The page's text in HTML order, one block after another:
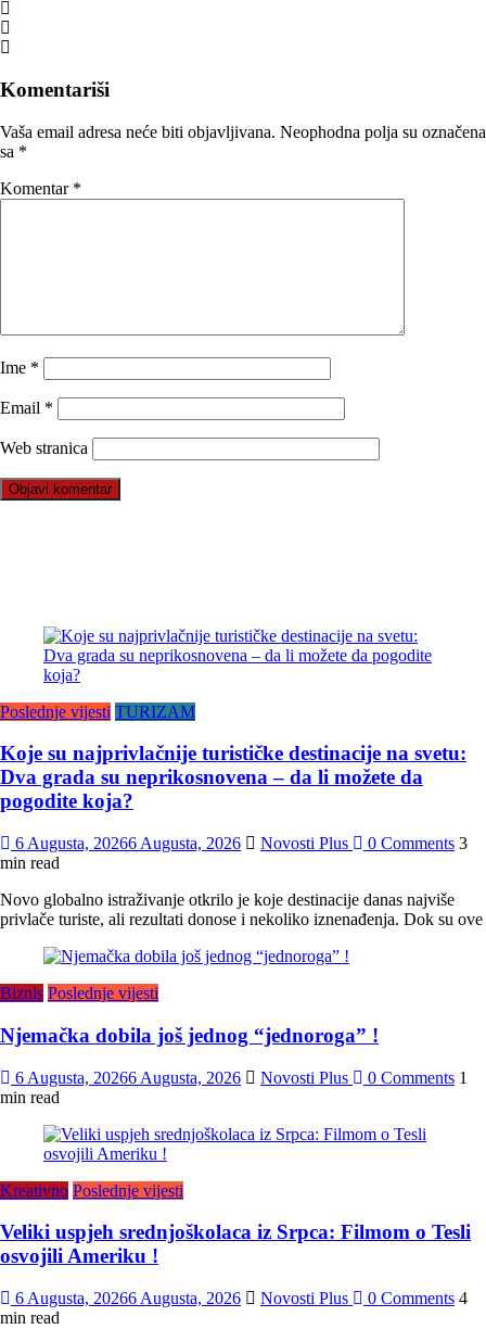
Komentariši
Vaša email adresa neće biti objavljivana. Neophodna polja su označena
sa *
Komentar *
Ime *
Email *
Web stranica
Poslednje vijesti TURIZAM
Koje su najprivlačnije turističke destinacije na svetu:
Dva grada su neprikosnovena – da li možete da
pogodite koja?
6 Augusta, 20266 Augusta, 2026 Novosti Plus 0 Comments 3
min read
Novo globalno istraživanje otkrilo je koje destinacije danas najviše
privlače turiste, ali rezultati donose i nekoliko iznenađenja. Dok su ove
Biznis Poslednje vijesti
Njemačka dobila još jednog “jednoroga” !
6 Augusta, 20266 Augusta, 2026 Novosti Plus 0 Comments 1
min read
Kreativno Poslednje vijesti
Veliki uspjeh srednjoškolaca iz Srpca: Filmom o Tesli
osvojili Ameriku !
6 Augusta, 20266 Augusta, 2026 Novosti Plus 0 Comments 4
min read